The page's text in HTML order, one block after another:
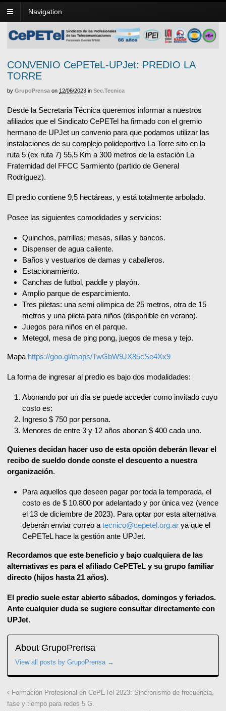
Navigation
CONVENIO CePETeL-UPJet: PREDIO LA
TORRE
by GrupoPrensa on 12/06/2023 in Sec.Tecnica
Desde la Secretaria Técnica queremos informar a nuestros
afiliados que el Sindicato CePETel ha firmado con el gremio
hermano de UPJet un convenio para que podamos utilizar las
instalaciones de su complejo polideportivo La Torre sito en la
ruta 5 (ex ruta 7) 55,5 Km a 300 metros de la estación La
Fraternidad del FFCC Sarmiento (partido de General
Rodríguez).
El predio contiene 9,5 hectáreas, y está totalmente arbolado.
Posee las siguientes comodidades y servicios:
Quinchos, parrillas; mesas, sillas y bancos.
Dispenser de agua caliente.
Baños y vestuarios de damas y caballeros.
Estacionamiento.
Canchas de futbol, paddle y playón.
Amplio parque de esparcimiento.
Tres piletas: una semi olímpica de 25 metros, otra de 15
metros y una pileta para niños (disponible en verano).
Juegos para niños en el parque.
Metegol, mesa de ping pong, juegos de mesa y tejo.
Mapa https://goo.gl/maps/TwGbW9JX85cSe4Xx9
La forma de ingresar al predio es bajo dos modalidades:
Abonando por un día se puede acceder como invitado cuyo
costo es:
Ingreso $ 750 por persona.
Menores de entre 3 y 12 años abonan $ 400 cada uno.
Quienes decidan hacer uso de esta opción deberán llevar el
recibo de sueldo donde conste el descuento a nuestra
organización.
Para aquellos que deseen pagar por toda la temporada, el
costo es de $ 10.800 por adelantado y por única vez (vence
el 13 de diciembre de 2023). Para optar por esta alternativa
deberán enviar correo a tecnico@cepetel.org.ar ya que el
CePETeL hace la gestión ante UPJet.
Recordamos que este beneficio y bajo cualquiera de las
alternativas es para el afiliado CePETeL y su grupo familiar
directo (hijos hasta 21 años).
El predio suele estar abierto sábados, domingos y feriados.
Ante cualquier duda se sugiere consultar directamente con
UPJet.
About GrupoPrensa
View all posts by GrupoPrensa →
Formación Profesional en CePETel 2023: Sincronismo de frecuencia,
fase y tiempo para redes 5 G.